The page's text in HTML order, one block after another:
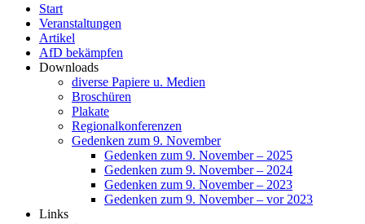
Start
Veranstaltungen
Artikel
AfD bekämpfen
Downloads
diverse Papiere u. Medien
Broschüren
Plakate
Regionalkonferenzen
Gedenken zum 9. November
Gedenken zum 9. November – 2025
Gedenken zum 9. November – 2024
Gedenken zum 9. November – 2023
Gedenken zum 9. November – vor 2023
Links